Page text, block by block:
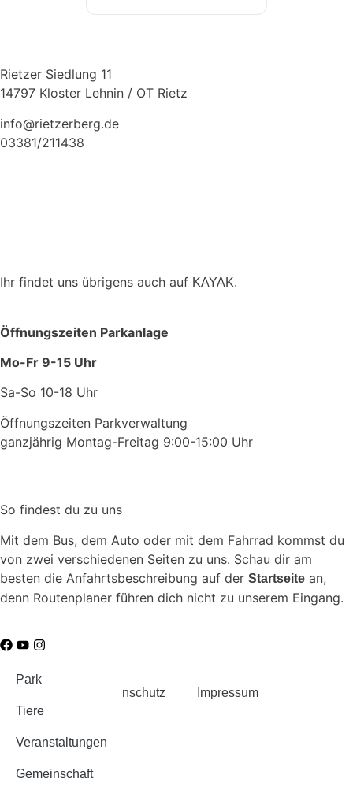
Rietzer Siedlung 11
14797 Kloster Lehnin / OT Rietz
info@rietzerberg.de
03381/211438
Ihr findet uns übrigens auch auf KAYAK.
Öffnungszeiten Parkanlage
Mo-Fr 9-15 Uhr
Sa-So 10-18 Uhr
Öffnungszeiten Parkverwaltung
ganzjährig Montag-Freitag 9:00-15:00 Uhr
So findest du zu uns
Mit dem Bus, dem Auto oder mit dem Fahrrad kommst du
von zwei verschiedenen Seiten zu uns. Schau dir am
besten die Anfahrtsbeschreibung auf der Startseite an,
denn Routenplaner führen dich nicht zu unserem Eingang.
Park
Tiere
Veranstaltungen
Gemeinschaft
Datenschutz Impressum